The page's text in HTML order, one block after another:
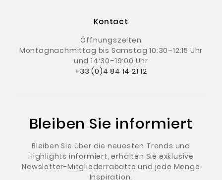
Kontact
Öffnungszeiten
Montagnachmittag bis Samstag 10:30–12:15 Uhr
und 14:30–19:00 Uhr
+33 (0)4 84 14 21 12
Bleiben Sie informiert
Bleiben Sie über die neuesten Trends und
Highlights informiert, erhalten Sie exklusive
Newsletter-Mitgliederrabatte und jede Menge
Inspiration.